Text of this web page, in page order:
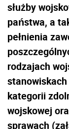
służby
państwa, a
pełnienia
rodzajach
stanowiskach
kategorii
wojskowej
sprawach